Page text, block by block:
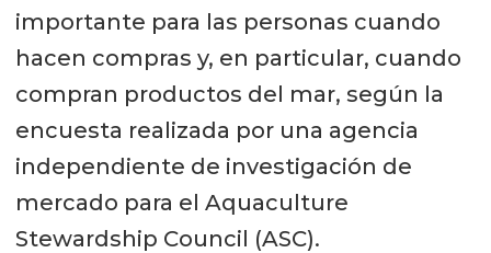
importante para las personas cuando
hacen compras y, en particular, cuando
compran productos del mar, según la
encuesta realizada por una agencia
independiente de investigación de
mercado para el Aquaculture
Stewardship Council (ASC).